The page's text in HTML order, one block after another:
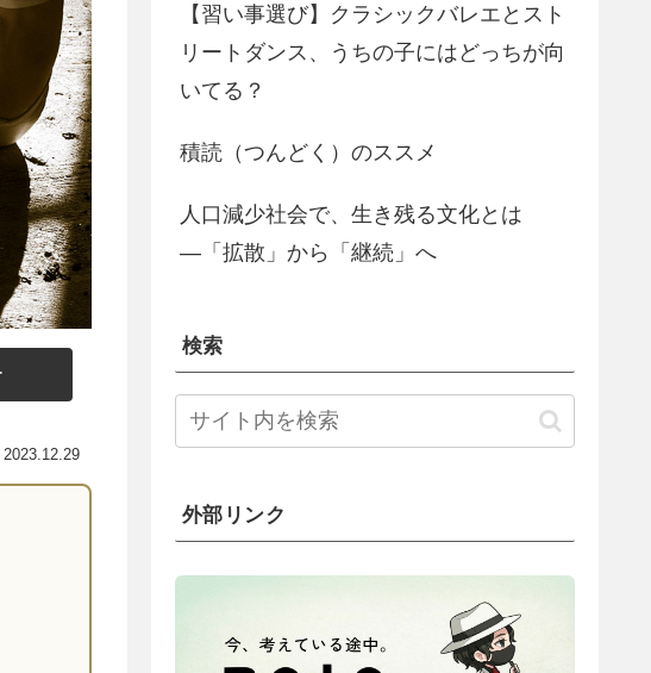
2023.12.29
【習い事選び】クラシックバレエとスト
リートダンス、うちの子にはどっちが向
いてる？
積読（つんどく）のススメ
人口減少社会で、生き残る文化とは
―「拡散」から「継続」へ
検索
外部リンク